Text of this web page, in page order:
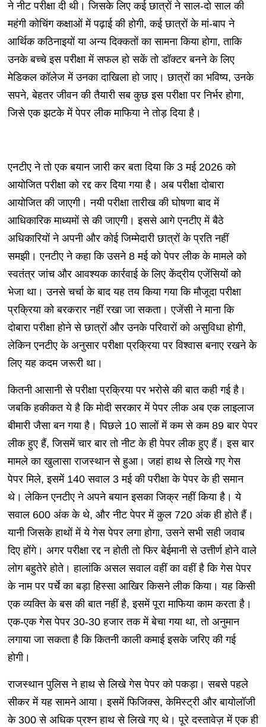
ने नीट परीक्षा दी थी। जिसके लिए कई छात्रों ने साल-दो साल की
महंगी कोचिंग कक्षाओं में पढ़ाई की होगी, कई छात्रों के मां-बाप ने
आर्थिक कठिनाइयों या अन्य दिक्कतों का सामना किया होगा, ताकि
उनके बच्चे इस परीक्षा में सफल हो सकें तो डॉक्टर बनने के लिए
मेडिकल कॉलेज में उनका दाखिला हो जाए। छात्रों का भविष्य, उनके
सपने, बेहतर जीवन की तैयारी सब कुछ इस परीक्षा पर निर्भर होगा,
जिसे एक झटके में पेपर लीक माफिया ने तोड़ दिया है।
एनटीए ने तो एक बयान जारी कर बता दिया कि 3 मई 2026 को
आयोजित परीक्षा को रद्द कर दिया गया है। अब परीक्षा दोबारा
आयोजित की जाएगी। नयी परीक्षा तारीख की घोषणा बाद में
आधिकारिक माध्यमों से की जाएगी। इससे आगे एनटीए में बैठे
अधिकारियों ने अपनी और कोई जिम्मेदारी छात्रों के प्रति नहीं
समझी। एनटीए ने कहा कि उसने 8 मई को पेपर लीक के मामले को
स्वतंत्र जांच और आवश्यक कार्रवाई के लिए केंद्रीय एजेंसियों को
भेजा था। उनसे चर्चा के बाद यह तय किया गया कि मौजूदा परीक्षा
प्रक्रिया को बरकरार नहीं रखा जा सकता। एजेंसी ने माना कि
दोबारा परीक्षा होने से छात्रों और उनके परिवारों को असुविधा होगी,
लेकिन एनटीए के अनुसार परीक्षा प्रक्रिया पर विश्वास बनाए रखने के
लिए यह कदम जरूरी था।
कितनी आसानी से परीक्षा प्रक्रिया पर भरोसे की बात कही गई है।
जबकि हकीकत ये है कि मोदी सरकार में पेपर लीक अब एक लाइलाज
बीमारी जैसा बन गया है। पिछले 10 सालों में कम से कम 89 बार पेपर
लीक हुए हैं, जिसमें चार बार तो नीट के ही पेपर लीक हुए हैं। इस बार
मामले का खुलासा राजस्थान से हुआ। जहां हाथ से लिखे गए गेस
पेपर मिले, इसमें 140 सवाल 3 मई की परीक्षा के पेपर के ही समान
थे। लेकिन एनटीए ने अपने बयान इसका जिक्र नहीं किया है। ये
सवाल 600 अंक के थे, और नीट पेपर में कुल 720 अंक ही होते हैं।
यानी जिसके हाथों में ये गेस पेपर लगा होगा, उसने सभी सही जवाब
दिए होंगे। अगर परीक्षा रद्द न होती तो फिर बेईमानी से उत्तीर्ण होने वाले
लोग बहुतेरे होते। हालांकि असल सवाल वहीं का वहीं है कि गेस पेपर
के नाम पर पर्चे का बड़ा हिस्सा आखिर किसने लीक किया। यह किसी
एक व्यक्ति के बस की बात नहीं है, इसमें पूरा माफिया काम करता है।
एक-एक गेस पेपर 30-30 हजार तक में बेचा गया था, तो अनुमान
लगाया जा सकता है कि कितनी काली कमाई इसके जरिए की गई
होगी।
राजस्थान पुलिस ने हाथ से लिखे गेस पेपर को पकड़ा। सबसे पहले
सीकर में यह सामने आया। इसमें फिजिक्स, केमिस्ट्री और बायोलॉजी
के 300 से अधिक प्रश्न हाथ से लिखे गए थे। पूरे दस्तावेज़ में एक ही